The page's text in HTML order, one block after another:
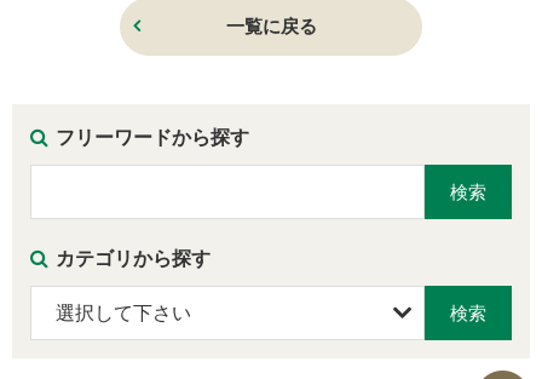
一覧に戻る
フリーワードから探す
カテゴリから探す